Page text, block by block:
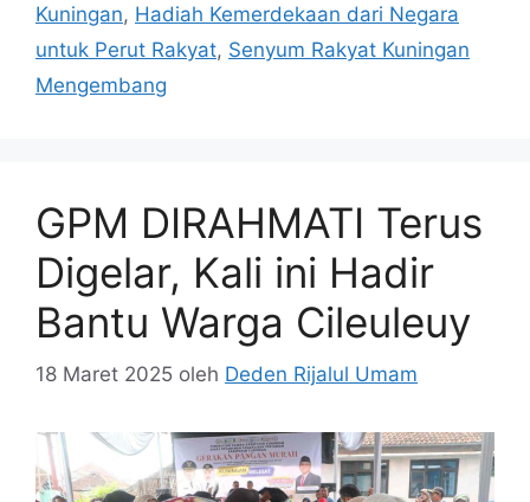
Kuningan, Hadiah Kemerdekaan dari Negara
untuk Perut Rakyat, Senyum Rakyat Kuningan
Mengembang
GPM DIRAHMATI Terus
Digelar, Kali ini Hadir
Bantu Warga Cileuleuy
18 Maret 2025 oleh Deden Rijalul Umam